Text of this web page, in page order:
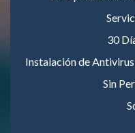
30
Instalación de
Sin